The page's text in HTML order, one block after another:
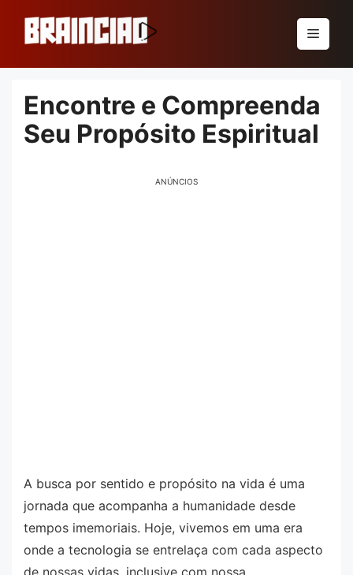
conteúdo
Menu
Encontre e Compreenda
Seu Propósito Espiritual
ANÚNCIOS
A busca por sentido e propósito na vida é uma
jornada que acompanha a humanidade desde
tempos imemoriais. Hoje, vivemos em uma era
onde a tecnologia se entrelaça com cada aspecto